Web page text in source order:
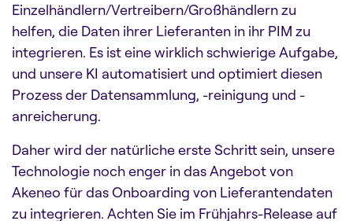
Einzelhändlern/Vertreibern/Großhändlern zu
helfen, die Daten ihrer Lieferanten in ihr PIM zu
integrieren. Es ist eine wirklich schwierige Aufgabe,
und unsere KI automatisiert und optimiert diesen
Prozess der Datensammlung, -reinigung und -
anreicherung.
Daher wird der natürliche erste Schritt sein, unsere
Technologie noch enger in das Angebot von
Akeneo für das Onboarding von Lieferantendaten
zu integrieren. Achten Sie im Frühjahrs-Release auf